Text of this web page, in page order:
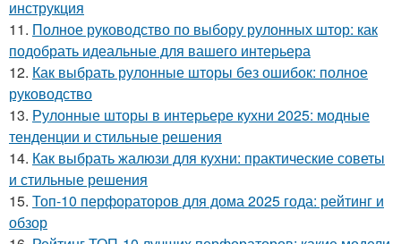
инструкция
11. Полное руководство по выбору рулонных штор: как
подобрать идеальные для вашего интерьера
12. Как выбрать рулонные шторы без ошибок: полное
руководство
13. Рулонные шторы в интерьере кухни 2025: модные
тенденции и стильные решения
14. Как выбрать жалюзи для кухни: практические советы
и стильные решения
15. Топ-10 перфораторов для дома 2025 года: рейтинг и
обзор